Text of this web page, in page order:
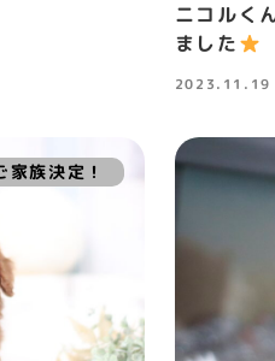
ニコルく
ました
投稿日
2023.11.19
家族決定！